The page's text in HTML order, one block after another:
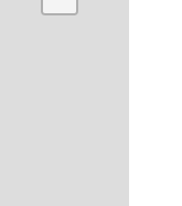
7 pour